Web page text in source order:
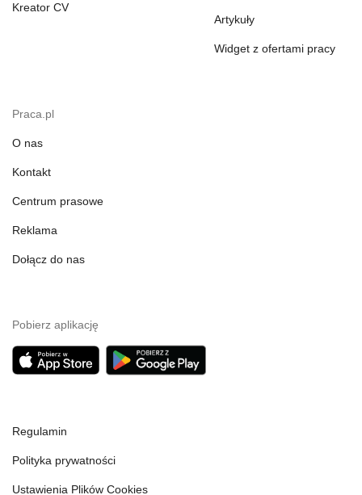
Kreator CV
Artykuły
Widget z ofertami pracy
Praca.pl
O nas
Kontakt
Centrum prasowe
Reklama
Dołącz do nas
Pobierz aplikację
Regulamin
Polityka prywatności
Ustawienia Plików Cookies